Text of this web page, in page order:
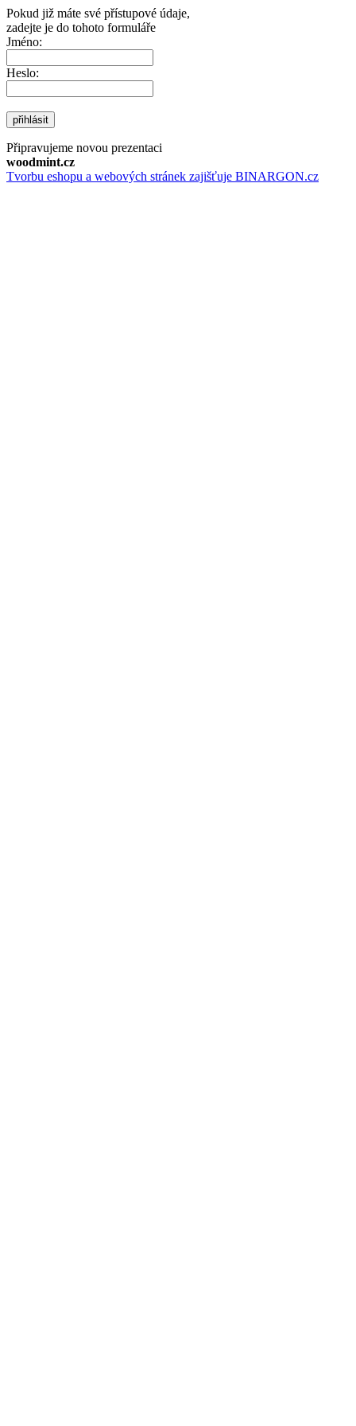
Pokud již máte své přístupové údaje,
zadejte je do tohoto formuláře
Jméno:
Heslo:
přihlásit
Připravujeme novou prezentaci
woodmint.cz
Tvorbu eshopu a webových stránek zajišťuje BINARGON.cz